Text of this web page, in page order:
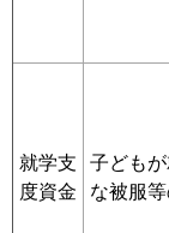
就学支
度資金
子ども
な被服